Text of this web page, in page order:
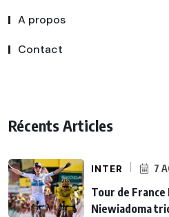
A propos
Contact
Récents Articles
INTER 7
Tour de France
Niewiadoma